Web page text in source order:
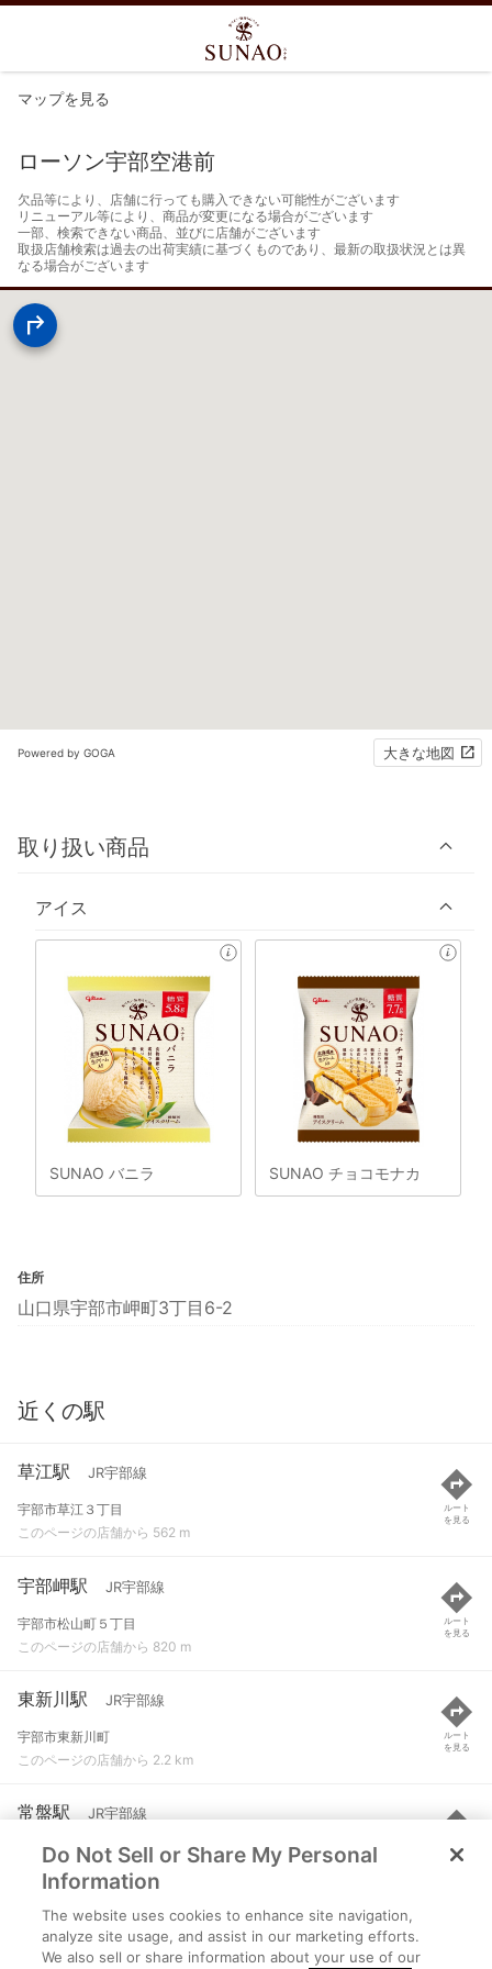
マップを見る
ローソン宇部空港前
欠品等により、店舗に行っても購入できない可能性がございます
リニューアル等により、商品が変更になる場合がございます
一部、検索できない商品、並びに店舗がございます
取扱店舗検索は過去の出荷実績に基づくものであり、最新の取扱状況とは異
なる場合がございます
Powered by GOGA 大きな地図
取り扱い商品
アイス
SUNAO バニラ SUNAO チョコモナカ
住所
山口県宇部市岬町3丁目6-2
近くの駅
草江駅 JR宇部線
宇部市草江３丁目
このページの店舗から 562 m
ルート
を見る
宇部岬駅 JR宇部線
宇部市松山町５丁目
このページの店舗から 820 m
ルート
を見る
東新川駅 JR宇部線
宇部市東新川町
このページの店舗から 2.2 km
ルート
を見る
常盤駅 JR宇部線
宇部市大字西岐波
このページの店舗から 2.2 km
ルート
を見る
琴芝駅 JR宇部線
宇部市琴芝町２丁目
Do Not Sell or Share My Personal
Information
The website uses cookies to enhance site navigation,
analyze site usage, and assist in our marketing efforts.
We also sell or share information about your use of our